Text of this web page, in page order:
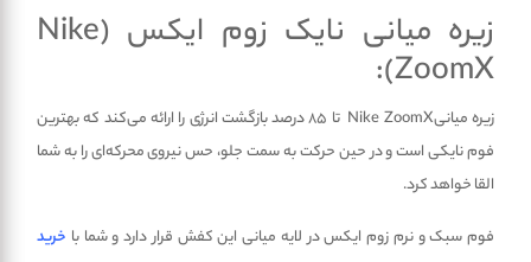
زیره میانی نایک زوم ایکس (Nike
ZoomX):
زیره میانیNike ZoomX تا 85 درصد بازگشت انرژی را ارائه می‌کند که بهترین
فوم نایکی است و در حین حرکت به سمت جلو، حس نیروی محرکه‌ای را به شما
القا خواهد کرد.
فوم سبک و نرم زوم ایکس در لایه میانی این کفش قرار دارد و شما با خرید